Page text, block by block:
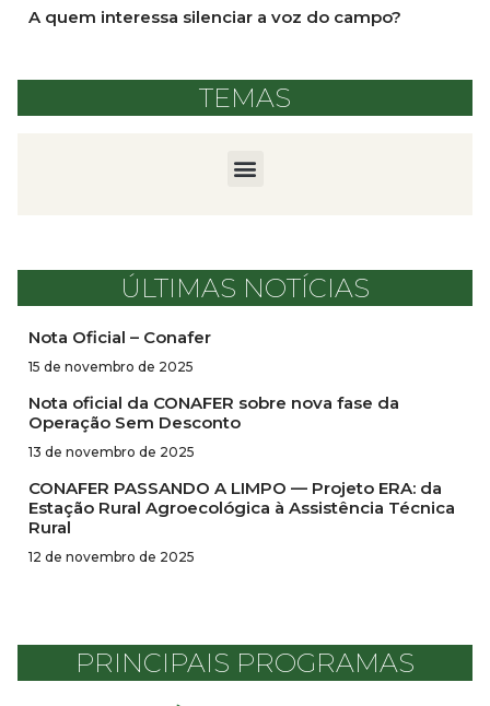
A quem interessa silenciar a voz do campo?
TEMAS
ÚLTIMAS NOTÍCIAS
Nota Oficial – Conafer
15 de novembro de 2025
Nota oficial da CONAFER sobre nova fase da
Operação Sem Desconto
13 de novembro de 2025
CONAFER PASSANDO A LIMPO — Projeto ERA: da
Estação Rural Agroecológica à Assistência Técnica
Rural
12 de novembro de 2025
PRINCIPAIS PROGRAMAS